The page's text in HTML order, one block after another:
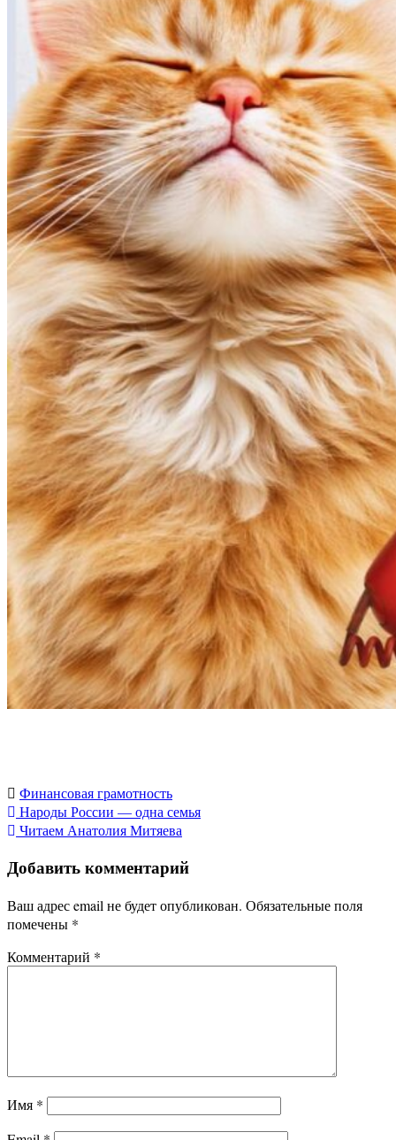
Финансовая грамотность
Навигация
по
записям
Народы России — одна семья
Читаем Анатолия Митяева
Добавить комментарий
Ваш адрес email не будет опубликован. Обязательные поля
помечены *
Комментарий *
Имя *